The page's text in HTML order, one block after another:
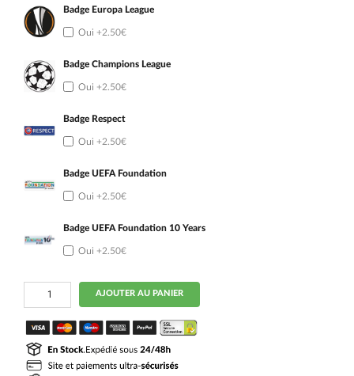
Badge Europa League
Oui +2.50€
Badge Champions League
Oui +2.50€
Badge Respect
Oui +2.50€
Badge UEFA Foundation
Oui +2.50€
Badge UEFA Foundation 10 Years
Oui +2.50€
quantité
Maillot
Galatasaray
Femme
Exterieur
2026
2027
AJOUTER AU PANIER